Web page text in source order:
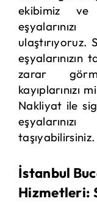
ekibimiz ve
ulaştırıyoruz.
eşyalarınızın
zarar
kayıplarınızı
Nakliyat ile
taşıyabilirsiniz.
İstanbul
Hizmetleri: